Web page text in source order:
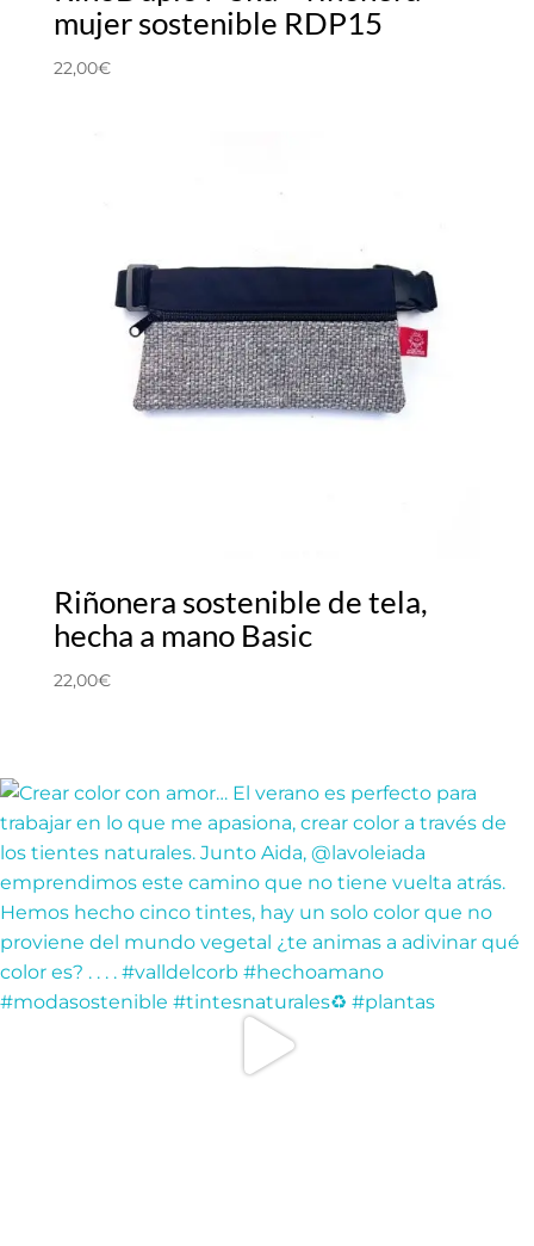
mujer sostenible RDP15
22,00€
Riñonera sostenible de tela,
hecha a mano Basic
22,00€